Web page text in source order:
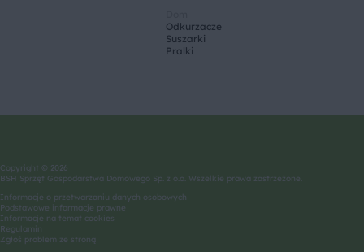
Odkurzacze
Suszarki
Pralki
Copyright © 2026
BSH Sprzęt Gospodarstwa Domowego Sp. z o.o. Wszelkie prawa zastrzeżone.
Informacje o przetwarzaniu danych osobowych
Podstawowe informacje prawne
Informacje na temat cookies
Regulamin
Zgłoś problem ze stroną